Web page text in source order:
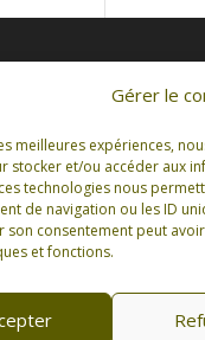
Gérer le
meilleures expériences,
stocker et/ou accéder aux
technologies nous
de navigation ou les ID
son consentement peut
et fonctions.